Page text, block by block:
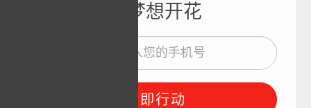
让梦想开花
立即行动